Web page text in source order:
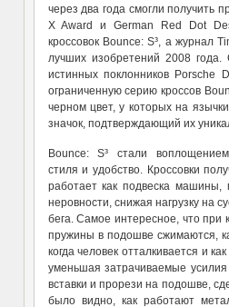
через два года смогли получить
X Award и German Red Dot
кроссовок Bounce: S³, а журнал
лучших изобретений 2008 года.
истинных поклонников Porsche
ограниченную серию кроссов
черном цвет, у которых на
значок, подтверждающий их
Bounce: S³ стали
стиля и удобство. Кроссовки
работает как подвеска
неровности, снижая нагрузку на
бега. Самое интересное, что при
пружины в подошве сжимаются,
когда человек отталкивается и
уменьшая затрачиваемые
вставки и прорези на подошве,
было видно, как работают